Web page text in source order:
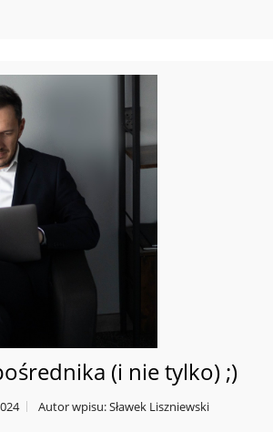
(i nie tylko) ;)
Autor wpisu: Sławek Liszniewski